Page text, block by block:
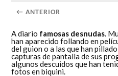
← ANTERIOR
A diario famosas desnudas.
han aparecido follando en
del guion o a las que han
capturas de pantalla de sus
algunos descuidos que han
fotos en biquini.